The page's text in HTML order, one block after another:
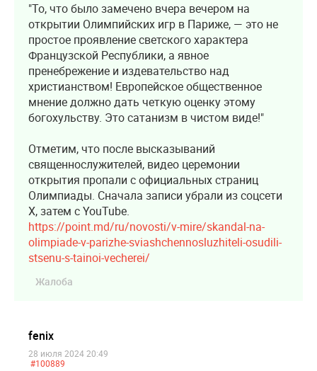
"То, что было замечено вчера вечером на
открытии Олимпийских игр в Париже, — это не
простое проявление светского характера
Французской Республики, а явное
пренебрежение и издевательство над
христианством! Европейское общественное
мнение должно дать четкую оценку этому
богохульству. Это сатанизм в чистом виде!"
Отметим, что после высказываний
священнослужителей, видео церемонии
открытия пропали с официальных страниц
Олимпиады. Сначала записи убрали из соцсети
X, затем с YouTube.
https://point.md/ru/novosti/v-mire/skandal-na-
olimpiade-v-parizhe-sviashchennosluzhiteli-osudili-
stsenu-s-tainoi-vecherei/
Жалоба
fenix
28 июля 2024 20:49
#100889